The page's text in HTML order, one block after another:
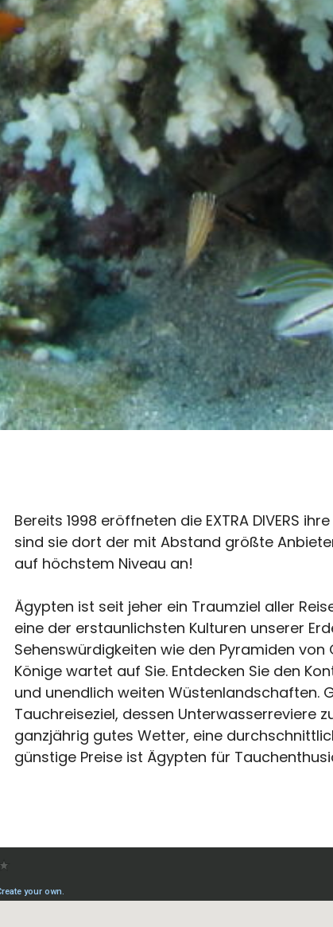
Bereits 1998 eröffneten die EXTRA DIVERS
sind sie dort der mit Abstand größte
auf höchstem Niveau an!
Ägypten ist seit jeher ein Traumziel aller
eine der erstaunlichsten Kulturen unserer
Sehenswürdigkeiten wie den Pyramiden
Könige wartet auf Sie. Entdecken Sie den
und unendlich weiten Wüstenlandschaften.
Tauchreiseziel, dessen Unterwasserreviere
ganzjährig gutes Wetter, eine
günstige Preise ist Ägypten für